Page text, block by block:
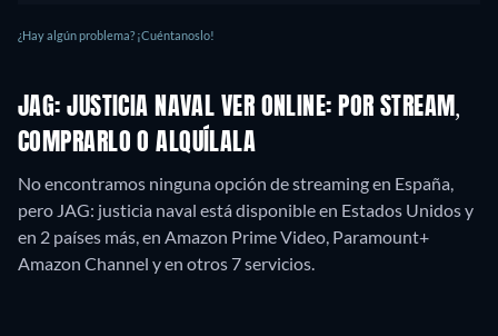
¿Hay algún problema? ¡Cuéntanoslo!
JAG: JUSTICIA NAVAL VER ONLINE: POR STREAM,
COMPRARLO O ALQUÍLALA
No encontramos ninguna opción de streaming en España,
pero JAG: justicia naval está disponible en Estados Unidos y
en 2 países más, en Amazon Prime Video, Paramount+
Amazon Channel y en otros 7 servicios.